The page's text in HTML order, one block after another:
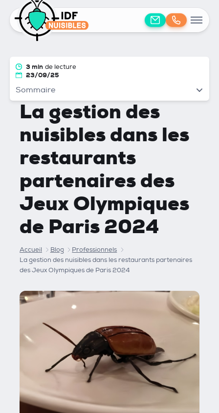
3 min de lecture
23/09/25
Sommaire
La gestion des
nuisibles dans les
restaurants
partenaires des
Jeux Olympiques
de Paris 2024
Accueil Blog
Professionnels
La gestion des nuisibles dans les restaurants partenaires
des Jeux Olympiques de Paris 2024